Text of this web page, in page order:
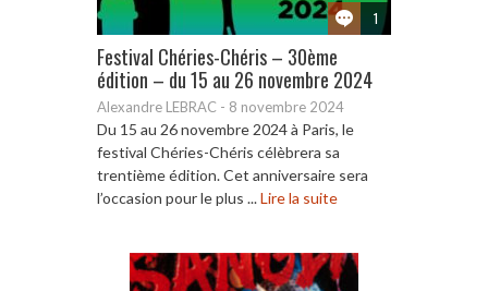
1
Festival Chéries-Chéris – 30ème
édition – du 15 au 26 novembre 2024
Alexandre LEBRAC - 8 novembre 2024
Du 15 au 26 novembre 2024 à Paris, le
festival Chéries-Chéris célèbrera sa
trentième édition. Cet anniversaire sera
l’occasion pour le plus ...Lire la suite